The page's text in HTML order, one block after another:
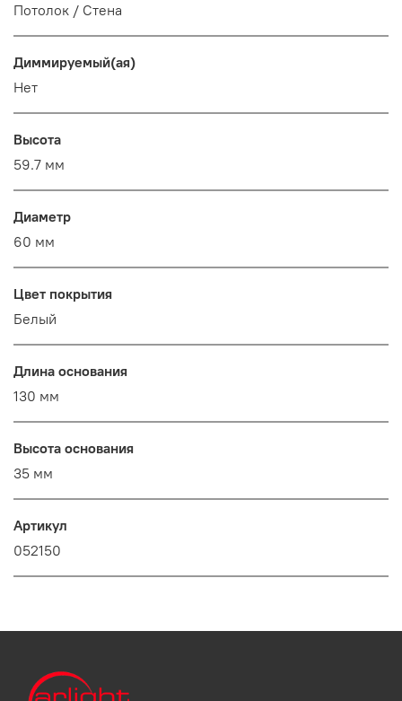
Потолок / Cтена
Диммируемый(ая)
Нет
Высота
59.7 мм
Диаметр
60 мм
Цвет покрытия
Белый
Длина основания
130 мм
Высота основания
35 мм
Артикул
052150